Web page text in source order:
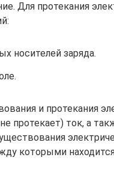
Для протекания
носителей заряда.
и протекания
протекает) ток, а
которыми